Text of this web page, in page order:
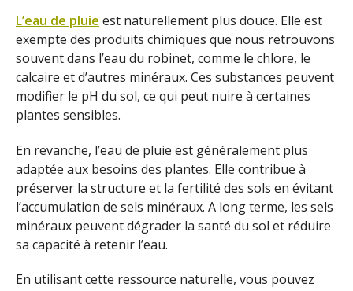
L’eau de pluie est naturellement plus douce. Elle est
exempte des produits chimiques que nous retrouvons
souvent dans l’eau du robinet, comme le chlore, le
calcaire et d’autres minéraux. Ces substances peuvent
modifier le pH du sol, ce qui peut nuire à certaines
plantes sensibles.
En revanche, l’eau de pluie est généralement plus
adaptée aux besoins des plantes. Elle contribue à
préserver la structure et la fertilité des sols en évitant
l’accumulation de sels minéraux. A long terme, les sels
minéraux peuvent dégrader la santé du sol et réduire
sa capacité à retenir l’eau.
En utilisant cette ressource naturelle, vous pouvez